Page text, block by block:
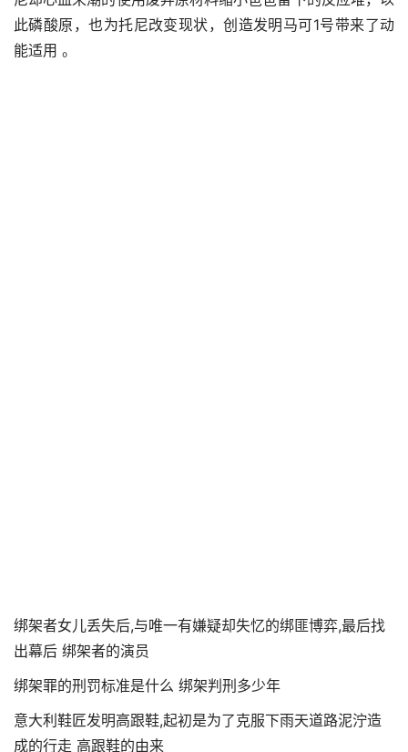
此磷酸原，也为托尼改变现状，创造发明马可1号带来了动
能适用 。
绑架者女儿丢失后,与唯一有嫌疑却失忆的绑匪博弈,最后找
出幕后 绑架者的演员
绑架罪的刑罚标准是什么 绑架判刑多少年
意大利鞋匠发明高跟鞋,起初是为了克服下雨天道路泥泞造
成的行走 高跟鞋的由来